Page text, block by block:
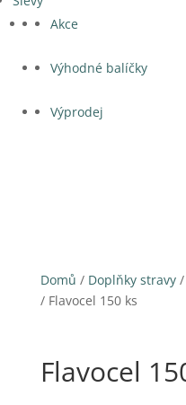
Akce
Výhodné balíčky
Výprodej
Domů / Doplňky stravy/
/ Flavocel 150 ks
Flavocel